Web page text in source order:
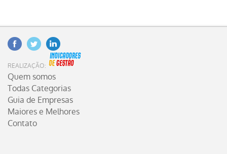
Facebook
Twitter
REALIZAÇÃO:
Quem somos
Todas Categorias
Guia de Empresas
Maiores e Melhores
Contato